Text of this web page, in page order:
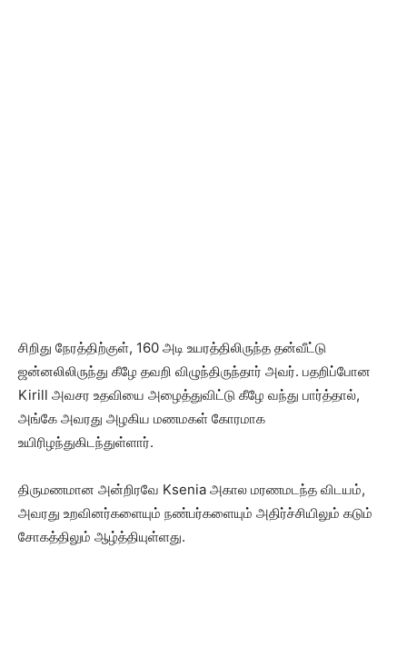
சிறிது நேரத்திற்குள், 160 அடி உயரத்திலிருந்த தன்வீட்டு
ஜன்னலிலிருந்து கீழே தவறி விழுந்திருந்தார் அவர். பதறிப்போன
Kirill அவசர உதவியை அழைத்துவிட்டு கீழே வந்து பார்த்தால்,
அங்கே அவரது அழகிய மணமகள் கோரமாக
உயிரிழந்துகிடந்துள்ளார்.
திருமணமான அன்றிரவே Ksenia அகால மரணமடந்த விடயம்,
அவரது உறவினர்களையும் நண்பர்களையும் அதிர்ச்சியிலும் கடும்
சோகத்திலும் ஆழ்த்தியுள்ளது.